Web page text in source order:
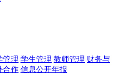
管理 学生管理 教师管理 财务与
合作 信息公开年报